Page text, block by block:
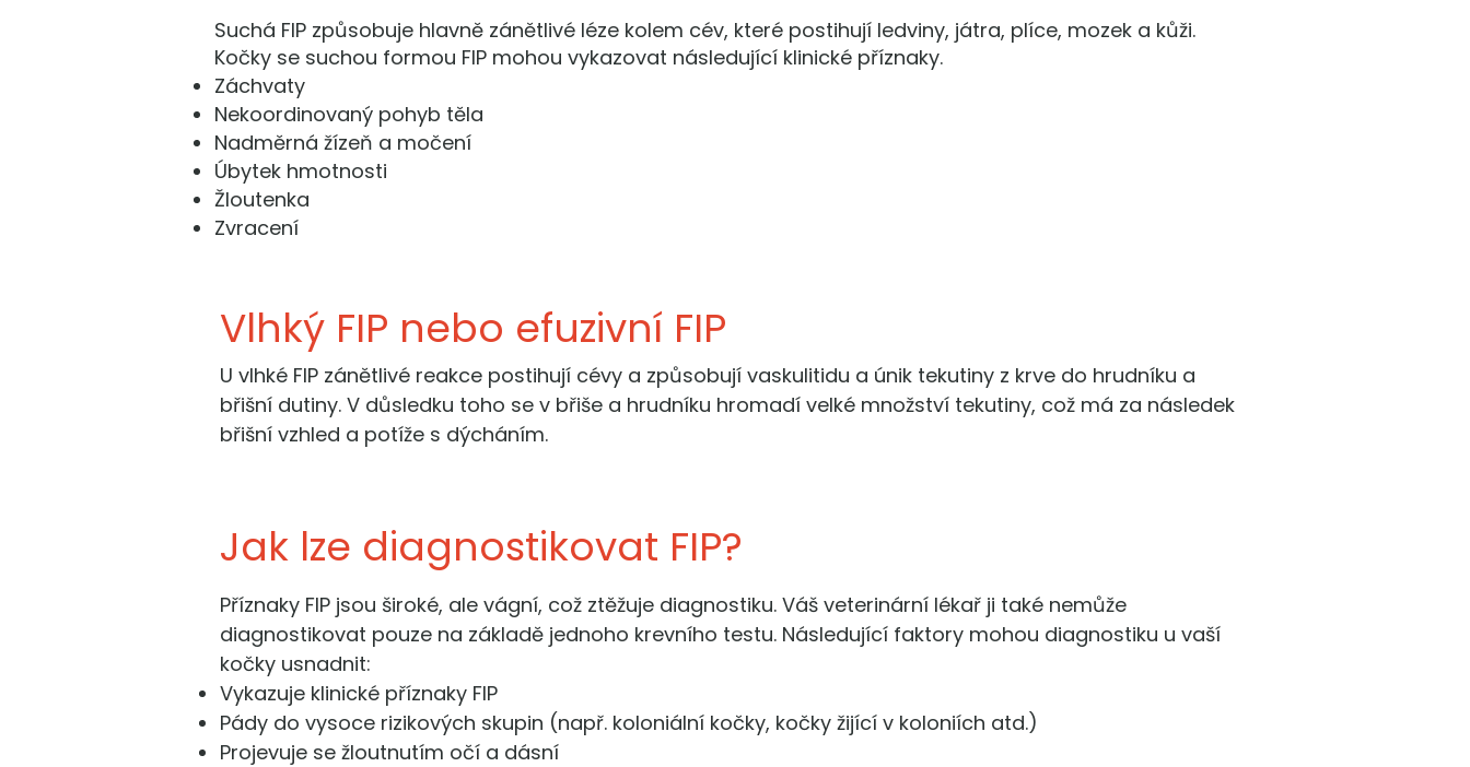
Suchá FIP způsobuje hlavně zánětlivé léze kolem cév, které postihují ledviny, játra, plíce, mozek a kůži.
Kočky se suchou formou FIP mohou vykazovat následující klinické příznaky.
Záchvaty
Nekoordinovaný pohyb těla
Nadměrná žízeň a močení
Úbytek hmotnosti
Žloutenka
Zvracení
Vlhký FIP nebo efuzivní FIP
U vlhké FIP zánětlivé reakce postihují cévy a způsobují vaskulitidu a únik tekutiny z krve do hrudníku a
břišní dutiny. V důsledku toho se v břiše a hrudníku hromadí velké množství tekutiny, což má za následek
břišní vzhled a potíže s dýcháním.
Jak lze diagnostikovat FIP?
Příznaky FIP jsou široké, ale vágní, což ztěžuje diagnostiku. Váš veterinární lékař ji také nemůže
diagnostikovat pouze na základě jednoho krevního testu. Následující faktory mohou diagnostiku u vaší
kočky usnadnit:
Vykazuje klinické příznaky FIP
Pády do vysoce rizikových skupin (např. koloniální kočky, kočky žijící v koloniích atd.)
Projevuje se žloutnutím očí a dásní